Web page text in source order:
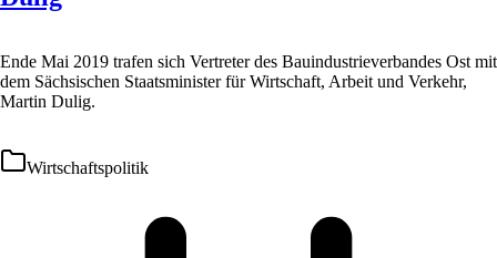
Ende Mai 2019 trafen sich Vertreter des Bauindustrieverbandes Ost mit
dem Sächsischen Staatsminister für Wirtschaft, Arbeit und Verkehr,
Martin Dulig.
Wirtschaftspolitik